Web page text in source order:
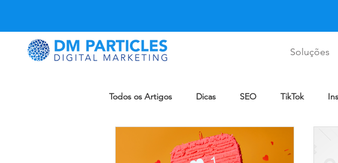
Soluções
Todos os Artigos Dicas SEO TikTok
Pinterest eCommerce